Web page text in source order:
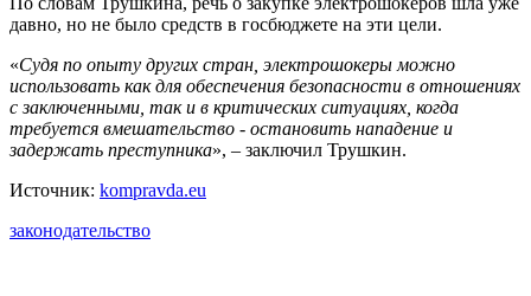
давно, но не было средств в госбюджете на эти цели.
«Судя по опыту других стран, электрошокеры можно
использовать как для обеспечения безопасности в отношениях
с заключенными, так и в критических ситуациях, когда
требуется вмешательство - остановить нападение и
задержать преступника», – заключил Трушкин.
Источник: kompravda.eu
законодательство